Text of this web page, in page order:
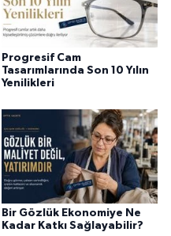
Progresif Cam
Tasarımlarında Son 10 Yılın
Yenilikleri
Bir Gözlük Ekonomiye Ne
Kadar Katkı Sağlayabilir?